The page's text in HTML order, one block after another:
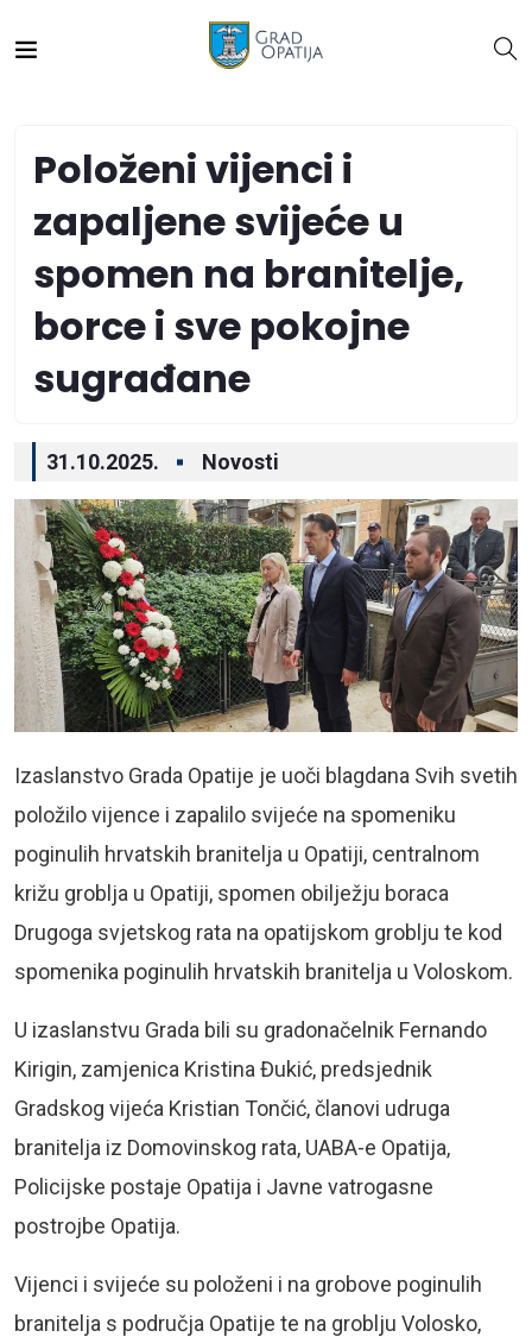
Položeni vijenci i
zapaljene svijeće u
spomen na branitelje,
borce i sve pokojne
sugrađane
31.10.2025. Novosti
Izaslanstvo Grada Opatije je uoči blagdana Svih svetih
položilo vijence i zapalilo svijeće na spomeniku
poginulih hrvatskih branitelja u Opatiji, centralnom
križu groblja u Opatiji, spomen obilježju boraca
Drugoga svjetskog rata na opatijskom groblju te kod
spomenika poginulih hrvatskih branitelja u Voloskom.
U izaslanstvu Grada bili su gradonačelnik Fernando
Kirigin, zamjenica Kristina Đukić, predsjednik
Gradskog vijeća Kristian Tončić, članovi udruga
branitelja iz Domovinskog rata, UABA-e Opatija,
Policijske postaje Opatija i Javne vatrogasne
postrojbe Opatija.
Vijenci i svijeće su položeni i na grobove poginulih
branitelja s područja Opatije te na groblju Volosko,